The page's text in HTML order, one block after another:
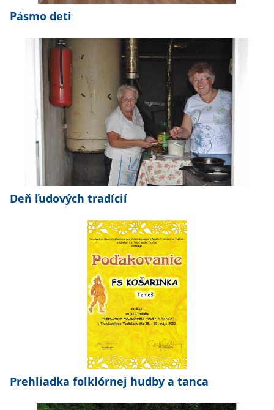
Pásmo deti
Deň ľudových tradícií
Prehliadka folklórnej hudby a tanca